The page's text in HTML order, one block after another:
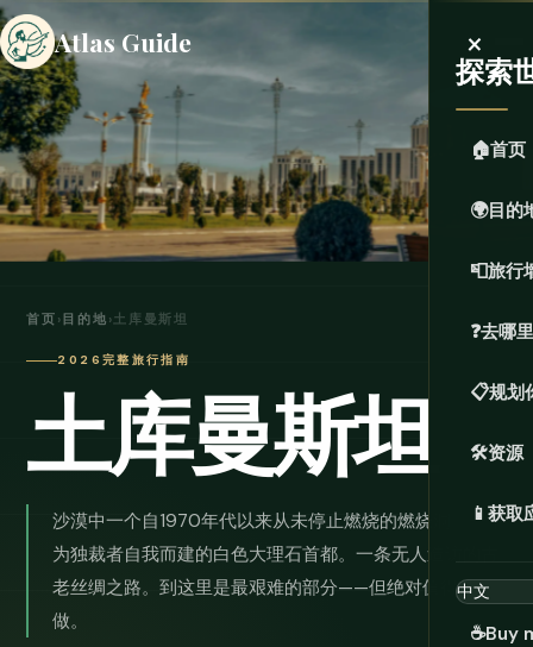
Atlas Guide ×
探索
🏠首页
🌍目的
📮旅行
❓去哪
📋规划
🛠️资源
📱 获取
☕Buy
首页 › 目的地 ›土库曼斯坦
2026完整旅行指南
土库曼斯坦
沙漠中一个自1970年代以来从未停止燃烧的燃烧洞。一个
为独裁者自我而建的白色大理石首都。一条无人造访的古
老丝绸之路。到这里是最艰难的部分——但绝对值得一
做。